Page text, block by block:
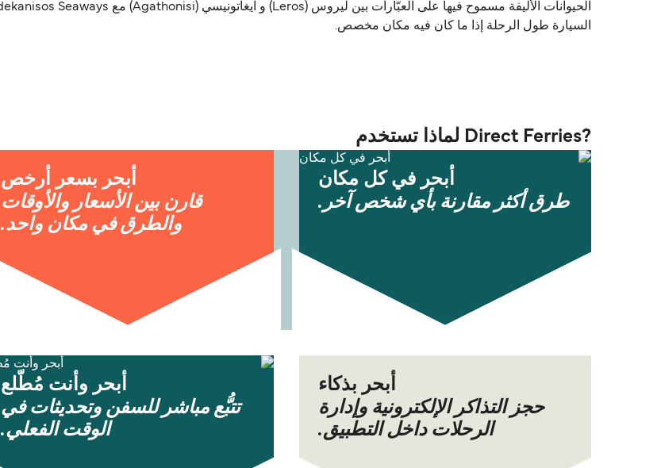
السيارة طول الرحلة إذا ما كان فيه مكان مخصص.
?Direct Ferries لماذا تستخدم
أبحر في كل مكان
طرق أكثر مقارنة بأي شخص آخر.
أبحر بسعر أرخص
قارن بين الأسعار والأوقات
والطرق في مكان واحد.
أبحر بذكاء
حجز التذاكر الإلكترونية وإدارة
الرحلات داخل التطبيق.
أبحر وأنت مُطّلع
تتبُّع مباشر للسفن وتحديثات في
الوقت الفعلي.